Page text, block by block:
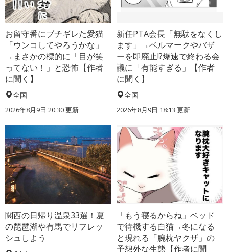
お留守番にブチギレた愛猫
「ウンコしてやろうかな」
→まさかの標的に「目が笑
ってない！」と恐怖【作者
に聞く】
全国
2026年8月9日 20:30更新
新任PTA会長「無駄をなくし
ます」→ベルマークやバザ
ーを即廃止!?爆速で終わる会
議に「有能すぎる」【作者
に聞く】
全国
2026年8月9日 18:13 更新
関西の日帰り温泉33選！夏
の琵琶湖や有馬でリフレッ
シュしよう
「もう寝るからね」ベッド
で待機する白猫→冬になる
と現れる「腕枕ヤクザ」の
予想外な生態【作者に聞